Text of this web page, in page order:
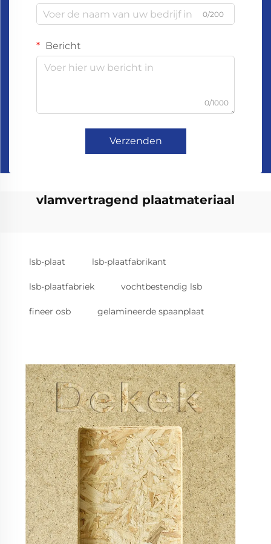
0/200
Bericht
0/1000
Verzenden
vlamvertragend plaatmateriaal
lsb-plaat lsb-plaatfabrikant
lsb-plaatfabriek vochtbestendig lsb
fineer osb gelamineerde spaanplaat